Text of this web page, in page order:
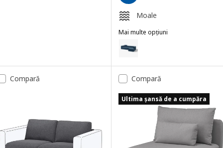
Moale
Mai multe opțiuni
Opțiune: JÄTTEBO, Canapea
Opțiune: JÄTTEBO, Canapea
Opțiune: JÄTTEBO, Canapea
Compară Compară
Ultima șansă de a cumpăra